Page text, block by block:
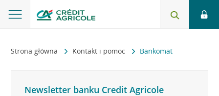
Strona główna Kontakt i pomoc Bankomat
Newsletter banku Credit Agricole